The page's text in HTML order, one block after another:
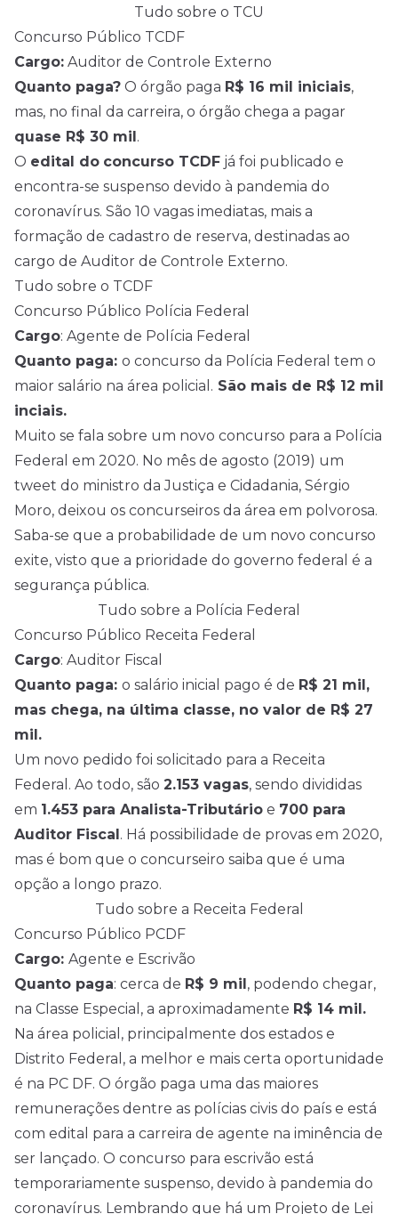
Tudo sobre o TCU
Concurso Público TCDF
Cargo: Auditor de Controle Externo
Quanto paga? O órgão paga R$ 16 mil iniciais,
mas, no final da carreira, o órgão chega a pagar
quase R$ 30 mil.
O edital do concurso TCDF já foi publicado e
encontra-se suspenso devido à pandemia do
coronavírus. São 10 vagas imediatas, mais a
formação de cadastro de reserva, destinadas ao
cargo de Auditor de Controle Externo.
Tudo sobre o TCDF
Concurso Público Polícia Federal
Cargo: Agente de Polícia Federal
Quanto paga: o concurso da Polícia Federal tem o
maior salário na área policial. São mais de R$ 12 mil
inciais.
Muito se fala sobre um novo concurso para a Polícia
Federal em 2020. No mês de agosto (2019) um
tweet do ministro da Justiça e Cidadania, Sérgio
Moro, deixou os concurseiros da área em polvorosa.
Saba-se que a probabilidade de um novo concurso
exite, visto que a prioridade do governo federal é a
segurança pública.
Tudo sobre a Polícia Federal
Concurso Público Receita Federal
Cargo: Auditor Fiscal
Quanto paga: o salário inicial pago é de R$ 21 mil,
mas chega, na última classe, no valor de R$ 27
mil.
Um novo pedido foi solicitado para a Receita
Federal. Ao todo, são 2.153 vagas, sendo divididas
em 1.453 para Analista-Tributário e 700 para
Auditor Fiscal. Há possibilidade de provas em 2020,
mas é bom que o concurseiro saiba que é uma
opção a longo prazo.
Tudo sobre a Receita Federal
Concurso Público PCDF
Cargo: Agente e Escrivão
Quanto paga: cerca de R$ 9 mil, podendo chegar,
na Classe Especial, a aproximadamente R$ 14 mil.
Na área policial, principalmente dos estados e
Distrito Federal, a melhor e mais certa oportunidade
é na PC DF. O órgão paga uma das maiores
remunerações dentre as polícias civis do país e está
com edital para a carreira de agente na iminência de
ser lançado. O concurso para escrivão está
temporariamente suspenso, devido à pandemia do
coronavírus. Lembrando que há um Projeto de Lei